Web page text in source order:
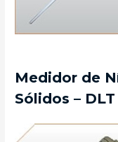
Medidor de
Sólidos – DLT